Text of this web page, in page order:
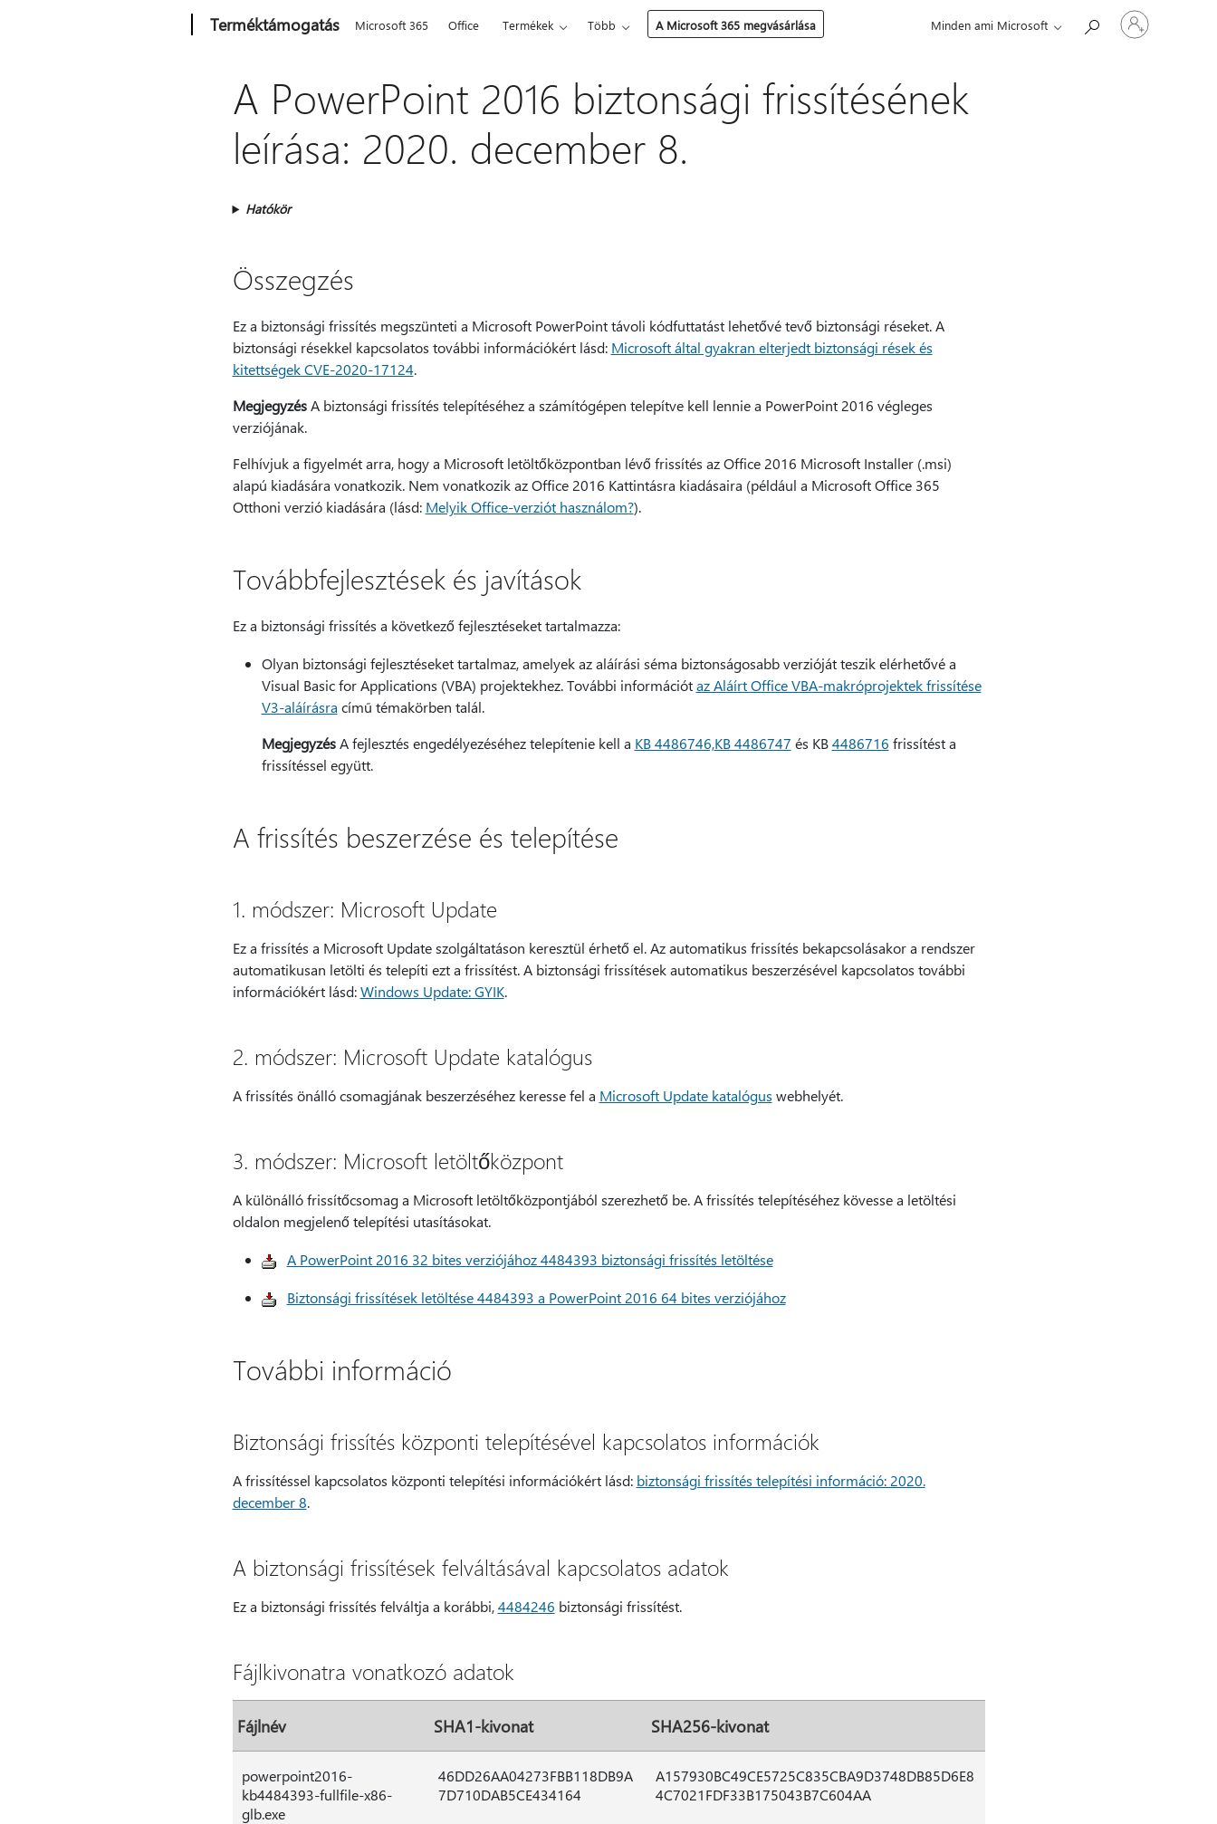
Terméktámogatás Microsoft 365 Office Termékek Több A Microsoft 365 megvásárlása Minden ami Microsoft
Jelentkezzen
be
A PowerPoint 2016 biztonsági frissítésének
leírása: 2020. december 8.
Hatókör
Összegzés
Ez a biztonsági frissítés megszünteti a Microsoft PowerPoint távoli kódfuttatást lehetővé tevő biztonsági réseket. A
biztonsági résekkel kapcsolatos további információkért lásd: Microsoft által gyakran elterjedt biztonsági rések és
kitettségek CVE-2020-17124.
MegjegyzésA biztonsági frissítés telepítéséhez a számítógépen telepítve kell lennie a PowerPoint 2016 végleges
verziójának.
Felhívjuk a figyelmét arra, hogy a Microsoft letöltőközpontban lévő frissítés az Office 2016 Microsoft Installer (.msi)
alapú kiadására vonatkozik. Nem vonatkozik az Office 2016 Kattintásra kiadásaira (például a Microsoft Office 365
Otthoni verzió kiadására (lásd: Melyik Office-verziót használom?).
Továbbfejlesztések és javítások
Ez a biztonsági frissítés a következő fejlesztéseket tartalmazza:
Olyan biztonsági fejlesztéseket tartalmaz, amelyek az aláírási séma biztonságosabb verzióját teszik elérhetővé a
Visual Basic for Applications (VBA) projektekhez. További információtaz Aláírt Office VBA-makróprojektek frissítése
V3-aláírásra című témakörben talál.
MegjegyzésA fejlesztés engedélyezéséhez telepítenie kell a KB 4486746,KB 4486747 és KB4486716 frissítést a
frissítéssel együtt.
A frissítés beszerzése és telepítése
1. módszer: Microsoft Update
Ez a frissítés a Microsoft Update szolgáltatáson keresztül érhető el. Az automatikus frissítés bekapcsolásakor a rendszer
automatikusan letölti és telepíti ezt a frissítést. A biztonsági frissítések automatikus beszerzésével kapcsolatos további
információkért lásd:Windows Update: GYIK.
2. módszer: Microsoft Update katalógus
A frissítés önálló csomagjának beszerzéséhez keresse fel a Microsoft Update katalógus webhelyét.
3. módszer: Microsoft letöltőközpont
A különálló frissítőcsomag a Microsoft letöltőközpontjából szerezhető be. A frissítés telepítéséhez kövesse a letöltési
oldalon megjelenő telepítési utasításokat.
A PowerPoint 2016 32 bites verziójához 4484393 biztonsági frissítés letöltése
Biztonsági frissítések letöltése 4484393 a PowerPoint 2016 64 bites verziójához
További információ
Biztonsági frissítés központi telepítésével kapcsolatos információk
A frissítéssel kapcsolatos központi telepítési információkért lásd: biztonsági frissítés telepítési információ: 2020.
december 8.
A biztonsági frissítések felváltásával kapcsolatos adatok
Ez a biztonsági frissítés felváltja a korábbi,4484246 biztonsági frissítést.
Fájlkivonatra vonatkozó adatok
Fájlnév SHA1-kivonat SHA256-kivonat
powerpoint2016-
kb4484393-fullfile-x86-
glb.exe
46DD26AA04273FBB118DB9A
7D710DAB5CE434164
A157930BC49CE5725C835CBA9D3748DB85D6E8
4C7021FDF33B175043B7C604AA